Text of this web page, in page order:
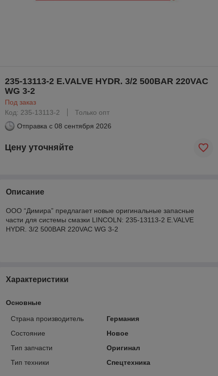
235-13113-2 E.VALVE HYDR. 3/2 500BAR 220VAC
WG 3-2
Под заказ
Код: 235-13113-2
Только опт
Отправка с 08 сентября 2026
Цену уточняйте
Описание
ООО “Димира” предлагает новые оригинальные запасные
части для системы смазки LINCOLN: 235-13113-2 E.VALVE
HYDR. 3/2 500BAR 220VAC WG 3-2
Характеристики
Основные
Страна производитель
Германия
Состояние
Новое
Тип запчасти
Оригинал
Тип техники
Спецтехника